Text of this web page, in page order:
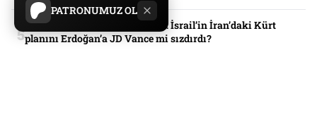
PATRONUMUZ OL
İsrail basınından çarpıcı iddia: İsrail’in İran’daki Kürt
planını Erdoğan’a JD Vance mi sızdırdı?